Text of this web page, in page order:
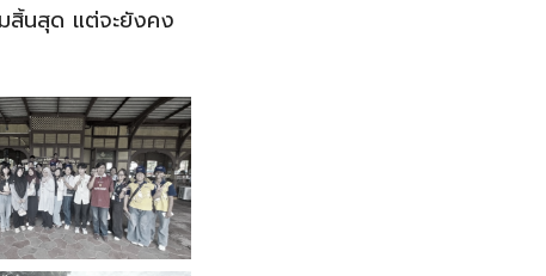
สิ้นสุด แต่จะยังคง